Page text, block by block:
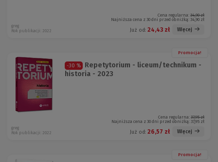
Cena regularna: 34,90 zł
Najniższa cena z 30 dni przed obniżką: 34,90 zł
Już od: 24,43 zł Więcej
greg
Rok publikacji: 2022
Promocja!
-30 %
Repetytorium - liceum/technikum -
historia - 2023
Cena regularna: 37,95 zł
Najniższa cena z 30 dni przed obniżką: 37,95 zł
Już od: 26,57 zł Więcej
greg
Rok publikacji: 2022
Promocja!